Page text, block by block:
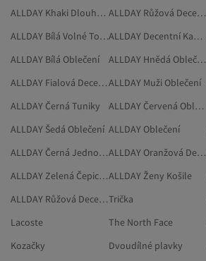
ALLDAY Khaki Dlouhé Sukně
ALLDAY Růžová Decentní Oděvy
ALLDAY Bílá Volné Topy
ALLDAY Decentní Kabáty
ALLDAY Bílá Oblečení
ALLDAY Hnědá Oblečení
ALLDAY Fialová Decentní OděvyALLDAY Muži Oblečení
ALLDAY Černá Tuniky
ALLDAY Červená Oblečení
ALLDAY Šedá Oblečení ALLDAY Oblečení
ALLDAY Černá Jednoduché Šaty
ALLDAY Oranžová Decentní Oděvy
ALLDAY Zelená Čepice A AbájeALLDAY Ženy Košile
ALLDAY Růžová Decentní TunikyTrička
Lacoste
The North Face
Kozačky
Dvoudílné plavky